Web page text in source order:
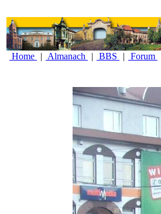
Home
| Almanach | BBS | Forum